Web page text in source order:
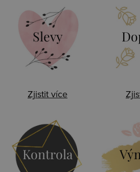
Slevy
Zjistit více
Kontrola